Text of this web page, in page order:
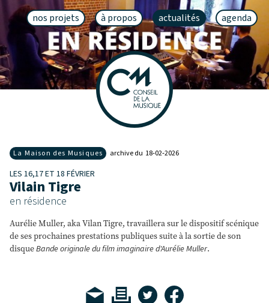
nos projets à propos actualités agenda
La Maison des Musiques archive du 18‑02‑2026
LES 16,17 ET 18 FÉVRIER
Vilain Tigre
en résidence
Aurélie Muller, aka Vilan Tigre, travaillera sur le dispositif scénique
de ses prochaines prestations publiques suite à la sortie de son
disqueBande originale du film imaginaire d'Aurélie Muller.